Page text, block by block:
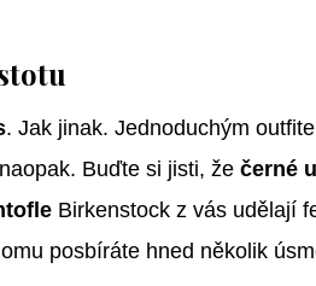
. Jak jinak. Jednoduchým
Buďte si jisti, že černé
Birkenstock z vás udělají
posbíráte hned několik